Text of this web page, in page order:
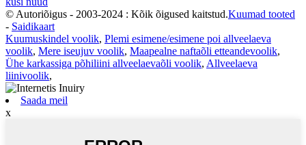
© Autoriõigus - 2003-2024 : Kõik õigused kaitstud.Kuumad tooted
- Saidikaart
Kuumuskindel voolik, Plemi esimene/esimene poi allveelaeva
voolik, Mere iseujuv voolik, Maapealne naftaõli etteandevoolik,
Ühe karkassiga põhiliini allveelaevaõli voolik, Allveelaeva
liinivoolik,
Saada meil
x